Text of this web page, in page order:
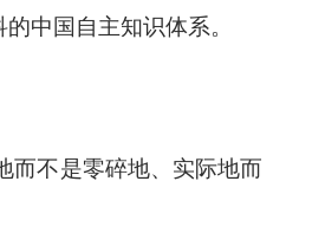
中国自主知识体系。
而不是零碎地、实际地而